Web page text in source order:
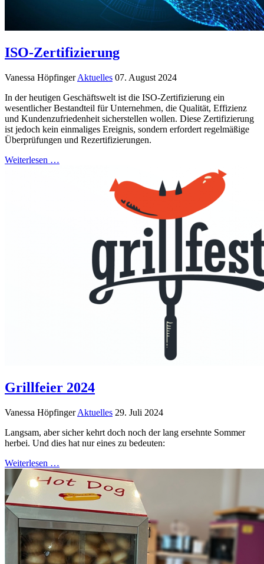
ISO-Zertifizierung
Vanessa Höpfinger Aktuelles 07. August 2024
In der heutigen Geschäftswelt ist die ISO-Zertifizierung ein
wesentlicher Bestandteil für Unternehmen, die Qualität, Effizienz
und Kundenzufriedenheit sicherstellen wollen. Diese Zertifizierung
ist jedoch kein einmaliges Ereignis, sondern erfordert regelmäßige
Überprüfungen und Rezertifizierungen.
Weiterlesen …
Grillfeier 2024
Vanessa Höpfinger Aktuelles 29. Juli 2024
Langsam, aber sicher kehrt doch noch der lang ersehnte Sommer
herbei. Und dies hat nur eines zu bedeuten:
Weiterlesen …